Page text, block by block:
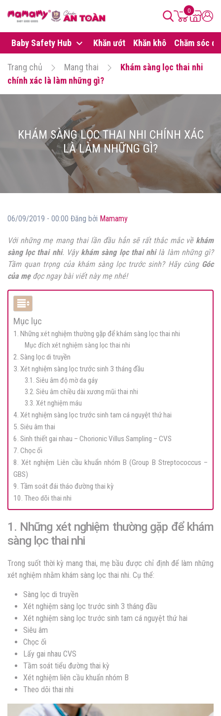
0
Baby Safety Hub Khăn ướt Khăn khô Chăm sóc da
Trang chủ Mang thai
Khám sàng lọc thai nhi
chính xác là làm những gì?
KHÁM SÀNG LỌC THAI NHI CHÍNH XÁC
LÀ LÀM NHỮNG GÌ?
06/09/2019 - 00:00 Đăng bởi Mamamy
Với những mẹ mang thai lần đầu hẳn sẽ rất thắc mắc về khám
sàng lọc thai nhi. Vậy khám sàng lọc thai nhilà làm những gì?
Tầm quan trọng của khám sàng lọc trước sinh? Hãy cùng Góc
của mẹđọc ngay bài viết này mẹ nhé!
Mục lục
1. Những xét nghiệm thường gặp để khám sàng lọc thai nhi
Mục đích xét nghiệm sàng lọc thai nhi
2. Sàng lọc di truyền
3. Xét nghiệm sàng lọc trước sinh 3 tháng đầu
3.1. Siêu âm độ mờ da gáy
3.2. Siêu âm chiều dài xương mũi thai nhi
3.3. Xét nghiệm máu
4. Xét nghiệm sàng lọc trước sinh tam cá nguyệt thứ hai
5. Siêu âm thai
6. Sinh thiết gai nhau – Chorionic Villus Sampling – CVS
7. Chọc ối
8. Xét nghiệm Liên cầu khuẩn nhóm B (Group B Streptococcus –
GBS)
9. Tầm soát đái tháo đường thai kỳ
10. Theo dõi thai nhi
1. Những xét nghiệm thường gặp để khám
sàng lọc thai nhi
Trong suốt thời kỳ mang thai, mẹ bầu được chỉ định để làm những
xét nghiệm nhằm khám sàng lọc thai nhi. Cụ thể:
Sàng lọc di truyền
Xét nghiệm sàng lọc trước sinh 3 tháng đầu
Xét nghiệm sàng lọc trước sinh tam cá nguyệt thứ hai
Siêu âm
Chọc ối
Lấy gai nhau CVS
Tầm soát tiểu đường thai kỳ
Xét nghiệm liên cầu khuẩn nhóm B
Theo dõi thai nhi